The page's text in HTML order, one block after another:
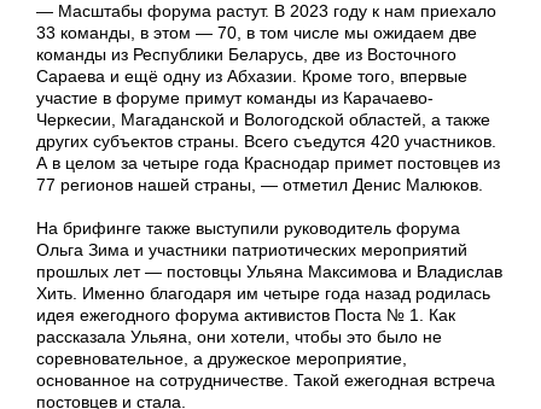
— Масштабы форума растут. В 2023 году к нам приехало
33 команды, в этом — 70, в том числе мы ожидаем две
команды из Республики Беларусь, две из Восточного
Сараева и ещё одну из Абхазии. Кроме того, впервые
участие в форуме примут команды из Карачаево-
Черкесии, Магаданской и Вологодской областей, а также
других субъектов страны. Всего съедутся 420 участников.
А в целом за четыре года Краснодар примет постовцев из
77 регионов нашей страны, — отметил Денис Малюков.
На брифинге также выступили руководитель форума
Ольга Зима и участники патриотических мероприятий
прошлых лет — постовцы Ульяна Максимова и Владислав
Хить. Именно благодаря им четыре года назад родилась
идея ежегодного форума активистов Поста № 1. Как
рассказала Ульяна, они хотели, чтобы это было не
соревновательное, а дружеское мероприятие,
основанное на сотрудничестве. Такой ежегодная встреча
постовцев и стала.